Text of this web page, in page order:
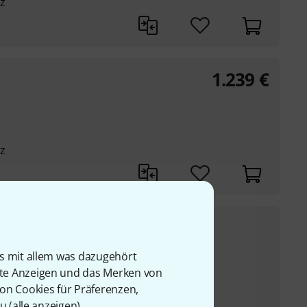
mit allem was dazugehört
Anzeigen und das Merken von
Cookies für Präferenzen,
1.239 €
innerhalb als auch
...
UVP:708,05